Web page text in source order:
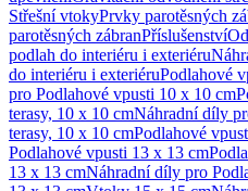
Střešní vtokyPrvky parotěsných
parotěsných zábranPříslušenství
podlah do interiéru i exteriéru
do interiéru i exteriéruPodlahové
pro Podlahové vpusti 10 x 10 cm
terasy, 10 x 10 cmNáhradní díly
terasy, 10 x 10 cmPodlahové
Podlahové vpusti 13 x 13 cm
13 x 13 cmNáhradní díly pro